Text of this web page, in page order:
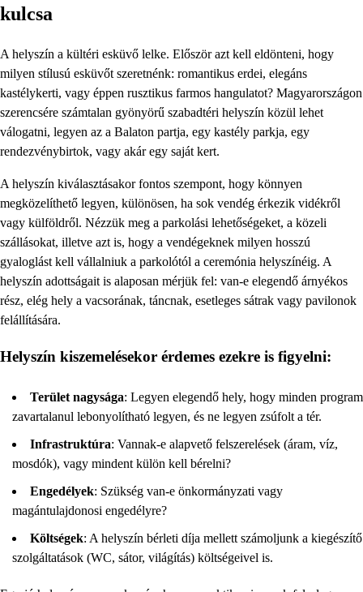
kulcsa
A helyszín a kültéri esküvő lelke. Először azt kell eldönteni, hogy
milyen stílusú esküvőt szeretnénk: romantikus erdei, elegáns
kastélykerti, vagy éppen rusztikus farmos hangulatot? Magyarországon
szerencsére számtalan gyönyörű szabadtéri helyszín közül lehet
válogatni, legyen az a Balaton partja, egy kastély parkja, egy
rendezvénybirtok, vagy akár egy saját kert.
A helyszín kiválasztásakor fontos szempont, hogy könnyen
megközelíthető legyen, különösen, ha sok vendég érkezik vidékről
vagy külföldről. Nézzük meg a parkolási lehetőségeket, a közeli
szállásokat, illetve azt is, hogy a vendégeknek milyen hosszú
gyaloglást kell vállalniuk a parkolótól a ceremónia helyszínéig. A
helyszín adottságait is alaposan mérjük fel: van-e elegendő árnyékos
rész, elég hely a vacsorának, táncnak, esetleges sátrak vagy pavilonok
felállítására.
Helyszín kiszemelésekor érdemes ezekre is figyelni:
Terület nagysága: Legyen elegendő hely, hogy minden program
zavartalanul lebonyolítható legyen, és ne legyen zsúfolt a tér.
Infrastruktúra: Vannak-e alapvető felszerelések (áram, víz,
mosdók), vagy mindent külön kell bérelni?
Engedélyek: Szükség van-e önkormányzati vagy
magántulajdonosi engedélyre?
Költségek: A helyszín bérleti díja mellett számoljunk a kiegészítő
szolgáltatások (WC, sátor, világítás) költségeivel is.